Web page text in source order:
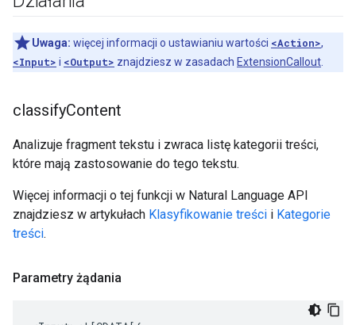
Uwaga: więcej informacji o ustawianiu wartości <Action>,
<Input> i <Output> znajdziesz w zasadach ExtensionCallout
classifyContent
Analizuje fragment tekstu i zwraca listę kategorii treści,
które mają zastosowanie do tego tekstu.
Więcej informacji o tej funkcji w Natural Language API
znajdziesz w artykułach Klasyfikowanie treści i Kategorie
treści.
Parametry żądania